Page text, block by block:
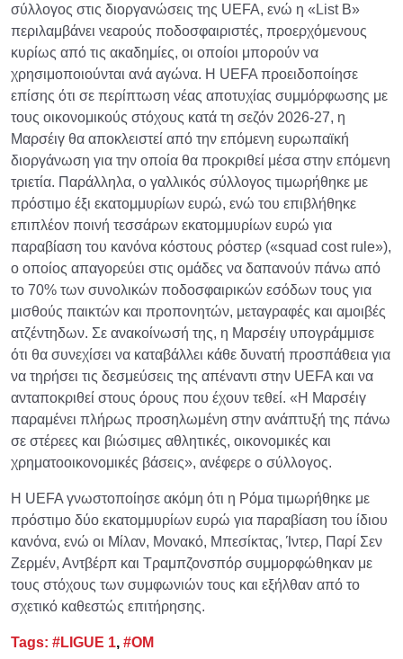
σύλλογος στις διοργανώσεις της UEFA, ενώ η «List B»
περιλαμβάνει νεαρούς ποδοσφαιριστές, προερχόμενους
κυρίως από τις ακαδημίες, οι οποίοι μπορούν να
χρησιμοποιούνται ανά αγώνα. Η UEFA προειδοποίησε
επίσης ότι σε περίπτωση νέας αποτυχίας συμμόρφωσης με
τους οικονομικούς στόχους κατά τη σεζόν 2026-27, η
Μαρσέιγ θα αποκλειστεί από την επόμενη ευρωπαϊκή
διοργάνωση για την οποία θα προκριθεί μέσα στην επόμενη
τριετία. Παράλληλα, ο γαλλικός σύλλογος τιμωρήθηκε με
πρόστιμο έξι εκατομμυρίων ευρώ, ενώ του επιβλήθηκε
επιπλέον ποινή τεσσάρων εκατομμυρίων ευρώ για
παραβίαση του κανόνα κόστους ρόστερ («squad cost rule»),
ο οποίος απαγορεύει στις ομάδες να δαπανούν πάνω από
το 70% των συνολικών ποδοσφαιρικών εσόδων τους για
μισθούς παικτών και προπονητών, μεταγραφές και αμοιβές
ατζέντηδων. Σε ανακοίνωσή της, η Μαρσέιγ υπογράμμισε
ότι θα συνεχίσει να καταβάλλει κάθε δυνατή προσπάθεια για
να τηρήσει τις δεσμεύσεις της απέναντι στην UEFA και να
ανταποκριθεί στους όρους που έχουν τεθεί. «Η Μαρσέιγ
παραμένει πλήρως προσηλωμένη στην ανάπτυξή της πάνω
σε στέρεες και βιώσιμες αθλητικές, οικονομικές και
χρηματοοικονομικές βάσεις», ανέφερε ο σύλλογος.
Η UEFA γνωστοποίησε ακόμη ότι η Ρόμα τιμωρήθηκε με
πρόστιμο δύο εκατομμυρίων ευρώ για παραβίαση του ίδιου
κανόνα, ενώ οι Μίλαν, Μονακό, Μπεσίκτας, Ίντερ, Παρί Σεν
Ζερμέν, Αντβέρπ και Τραμπζονσπόρ συμμορφώθηκαν με
τους στόχους των συμφωνιών τους και εξήλθαν από το
σχετικό καθεστώς επιτήρησης.
Tags: #LIGUE 1, #OM